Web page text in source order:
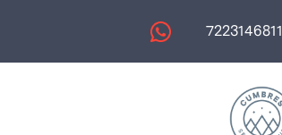
7223146811